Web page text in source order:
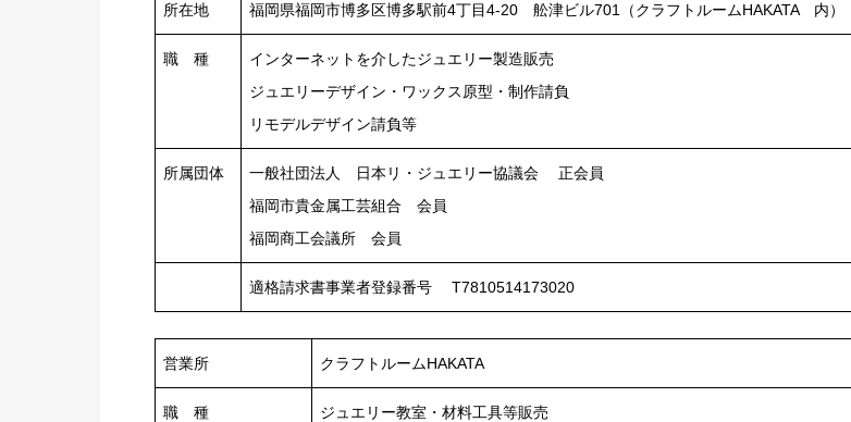
所在地 福岡県福岡市博多区博多駅前4丁目4-20 舩津ビル701（クラフトルームHAKATA 内）
職 種
インターネットを介したジュエリー製造販売
ジュエリーデザイン・ワックス原型・制作請負
リモデルデザイン請負等
所属団体
一般社団法人 日本リ・ジュエリー協議会 正会員
福岡市貴金属工芸組合 会員
福岡商工会議所 会員
適格請求書事業者登録番号 T7810514173020
営業所 クラフトルームHAKATA
職 種 ジュエリー教室・材料工具等販売